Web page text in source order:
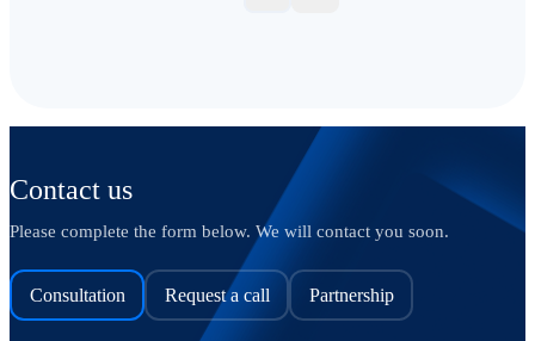
Contact us
Please complete the form below. We will contact you soon.
Consultation Request a call Partnership